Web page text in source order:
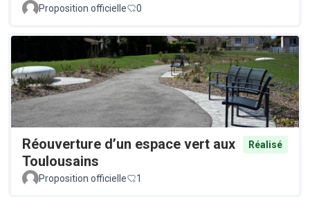
Proposition officielle 0
Réouverture d’un espace vert aux
Toulousains
Réalisé
Proposition officielle 1